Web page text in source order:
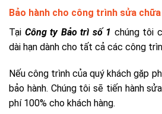
Bảo hành cho công trình sửa
Tại Công ty Bảo trì số 1 chúng tôi
dài hạn dành cho tất cả các công
Nếu công trình của quý khách gặp
bảo hành. Chúng tôi sẽ tiến hành
phí 100% cho khách hàng.